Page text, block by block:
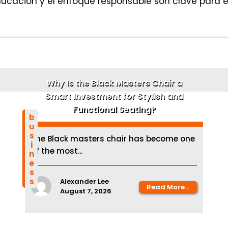
business
Why Is the Black Masters Chair a
Smart Investment for Stylish and
Functional Seating?
The Black masters chair has become one
of the most...
Alexander Lee
August 7, 2026
Read More...